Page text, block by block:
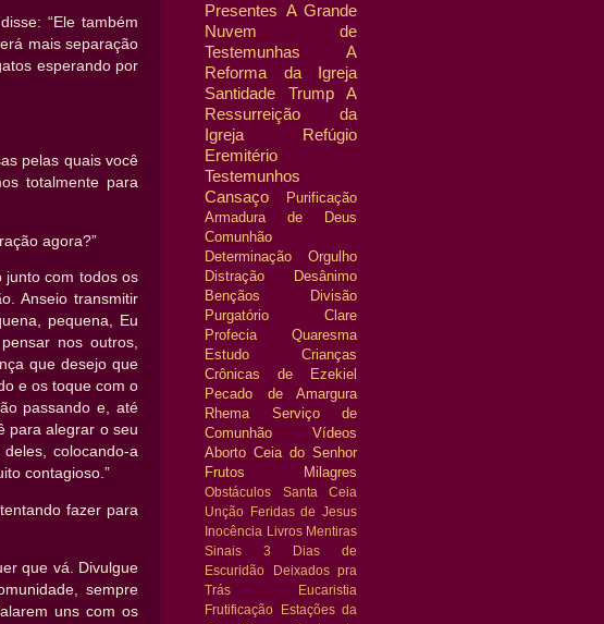
“Ele também
mais separação
esperando por
pelas quais você
totalmente para
agora?”
junto com todos os
Anseio transmitir
pequena, Eu
nos outros,
que desejo que
e os toque com o
passando e, até
para alegrar o seu
colocando-a
contagioso.”
fazer para
que vá. Divulgue
sempre
uns com os
Presentes A Grande
Nuvem de
Testemunhas
A
Reforma da Igreja
Santidade
Trump
A
Ressurreição da
Igreja
Refúgio
Eremitério
Testemunhos
Cansaço
Purificação
Armadura de Deus
Comunhão
Determinação
Orgulho
Distração
Desânimo
Bençãos
Divisão
Purgatório
Clare
Profecia
Quaresma
Estudo
Crianças
Crônicas de Ezekiel
Pecado de Amargura
Rhema
Serviço de
Comunhão
Vídeos
Aborto Ceia do Senhor
Frutos
Milagres
Obstáculos
Santa Ceia
Unção
Feridas de Jesus
Inocência
Livros Mentiras
Sinais
3 Dias de
Escuridão
Deixados pra
Trás
Eucaristia
Frutificação
Estações da